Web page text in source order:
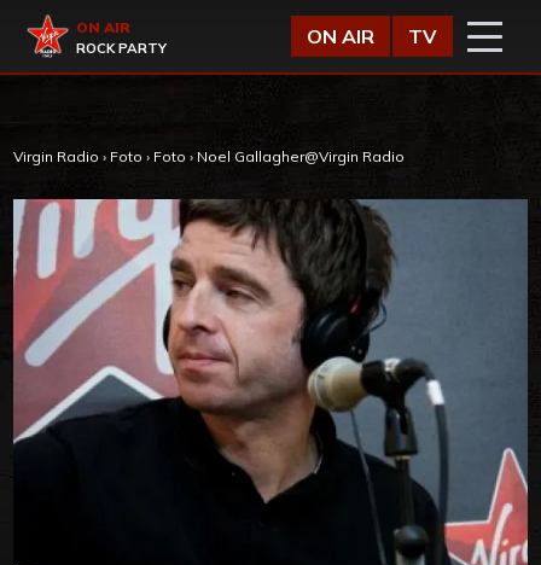
Virgin Radio
ON AIR
ROCK PARTY
ON AIR TV
Virgin Radio › Foto › Foto › Noel Gallagher@Virgin Radio